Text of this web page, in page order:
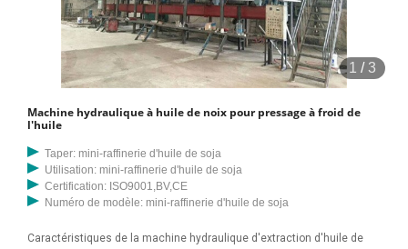
1 /3
Machine hydraulique à huile de noix pour pressage à froid de
l'huile
Taper: mini-raffinerie d'huile de soja
Utilisation: mini-raffinerie d'huile de soja
Certification: ISO9001,BV,CE
Numéro de modèle: mini-raffinerie d'huile de soja
Caractéristiques de la machine hydraulique d'extraction d'huile de